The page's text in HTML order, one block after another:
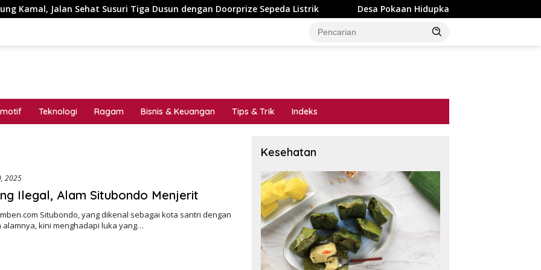
Sehat Susuri Tiga Dusun dengan Doorprize Sepeda Listrik Desa Pokaan Hidupkan Spirit Kemerdekaan, Lomba
Teknologi Ragam Bisnis & Keuangan Tips & Trik Indeks
2025
Ilegal, Alam Situbondo Menjerit
Situbondo, yang dikenal sebagai kota santri dengan
kini menghadapi luka yang…
Kesehatan